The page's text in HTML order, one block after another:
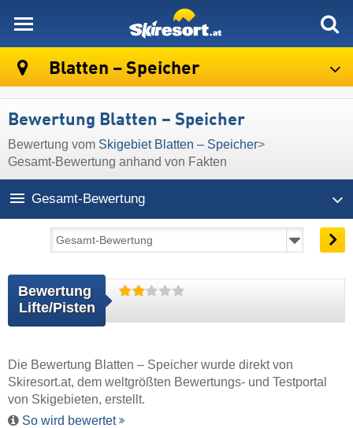
Blatten – Speicher
Bewertung Blatten – Speicher
Bewertung vom Skigebiet Blatten – Speicher>
Gesamt-Bewertung anhand von Fakten
Gesamt-Bewertung
Bewertung
Lifte/Pisten
Die Bewertung Blatten – Speicher wurde direkt von
Skiresort.at, dem weltgrößten Bewertungs- und Testportal
von Skigebieten, erstellt.
So wird bewertet